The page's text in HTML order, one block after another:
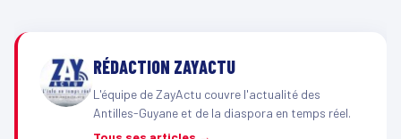
RÉDACTION ZAYACTU
L'équipe de ZayActu couvre l'actualité des
Antilles-Guyane et de la diaspora en temps réel.